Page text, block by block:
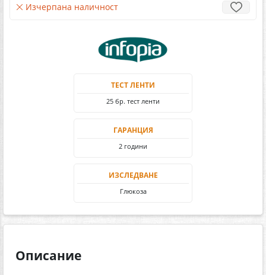
Изчерпана наличност
ТЕСТ ЛЕНТИ
25 бр. тест ленти
ГАРАНЦИЯ
2 години
ИЗСЛЕДВАНЕ
Глюкоза
Описание